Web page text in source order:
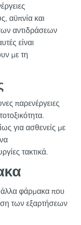
αϋπνία και
αντιδράσεων
είναι
με τη
παρενέργειες
για ασθενείς με
τακτικά.
φάρμακα που
των εξαρτήσεων